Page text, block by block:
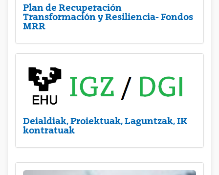
Plan de Recuperación
Transformación y Resiliencia- Fondos
MRR
Deialdiak, Proiektuak, Laguntzak, IK
kontratuak